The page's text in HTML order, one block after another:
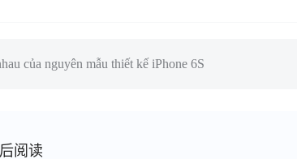
của nguyên mẫu thiết kế iPhone 6S
阅读